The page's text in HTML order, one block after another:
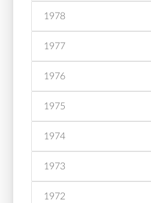
1978
1977
1976
1975
1974
1973
1972